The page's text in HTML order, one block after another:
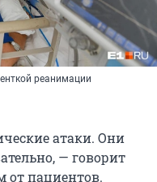
реанимации
атаки. Они
— говорит
от пациентов.